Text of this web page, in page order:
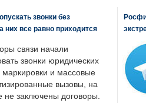
звонки без
них все равно приходится
связи начали
звонки юридических
маркировки и массовые
вызовы, на
не заключены договоры.